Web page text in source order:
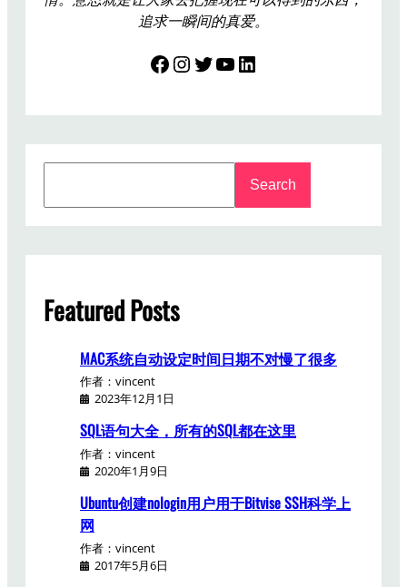
追求一瞬间的真爱。
Facebook InstagramTwitter YouTube LinkedIn
c
Search
Featured Posts
MAC系统自动设定时间日期不对慢了很多
作者：vincent
2023年12月1日
SQL语句大全，所有的SQL都在这里
作者：vincent
2020年1月9日
Ubuntu创建nologin用户用于Bitvise SSH科学上
网
作者：vincent
2017年5月6日